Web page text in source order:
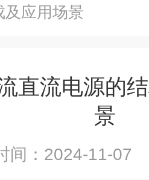
及应用场景
直流电源的
景
间：2024-11-